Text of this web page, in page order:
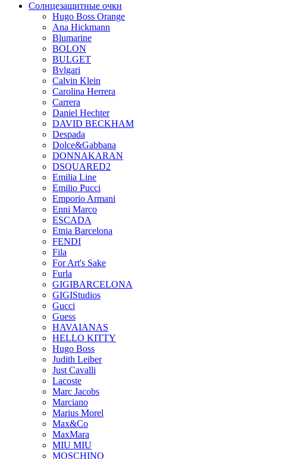
Солнцезащитные очки
Hugo Boss Orange
Ana Hickmann
Blumarine
BOLON
BULGET
Bvlgari
Calvin Klein
Carolina Herrera
Carrera
Daniel Hechter
DAVID BECKHAM
Despada
Dolce&Gabbana
DONNAKARAN
DSQUARED2
Emilia Line
Emilio Pucci
Emporio Armani
Enni Marco
ESCADA
Etnia Barcelona
FENDI
Fila
For Art's Sake
Furla
GIGIBARCELONA
GIGIStudios
Gucci
Guess
HAVAIANAS
HELLO KITTY
Hugo Boss
Judith Leiber
Just Cavalli
Lacoste
Marc Jacobs
Marciano
Marius Morel
Max&Co
MaxMara
MIU MIU
MOSCHINO